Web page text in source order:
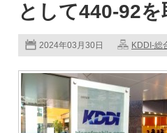
として440-92を
2024年03月30日 KDDI-総